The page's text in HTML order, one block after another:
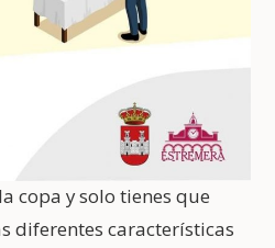
copa y solo tienes que
diferentes características